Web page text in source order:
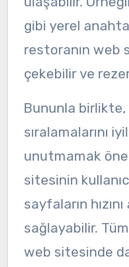
gibi yerel
restoranın web
çekebilir ve
Bununla birlikte,
sıralamalarını
unutmamak
sitesinin
sayfaların
sağlayabilir.
web sitesinde